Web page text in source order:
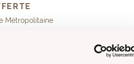
Métropolitaine